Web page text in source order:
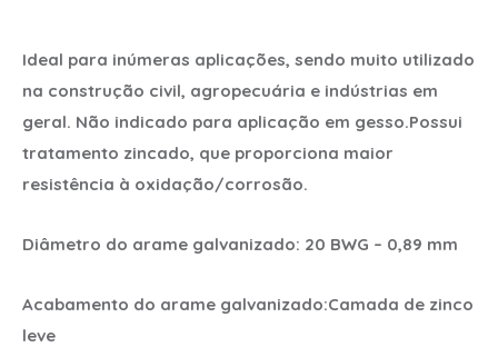
Ideal para inúmeras aplicações, sendo muito utilizado
na construção civil, agropecuária e indústrias em
geral. Não indicado para aplicação em gesso.Possui
tratamento zincado, que proporciona maior
resistência à oxidação/corrosão.
Diâmetro do arame galvanizado: 20 BWG – 0,89 mm
Acabamento do arame galvanizado:Camada de zinco
leve